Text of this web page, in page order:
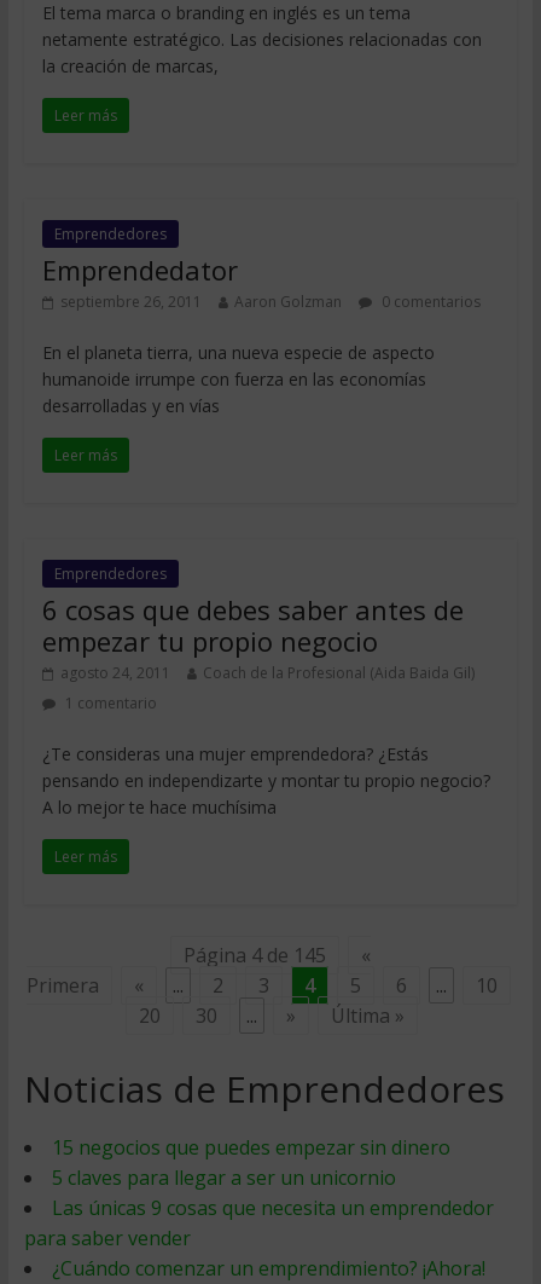
El tema marca o branding en inglés es un tema
netamente estratégico. Las decisiones relacionadas con
la creación de marcas,
Leer más
Emprendedores
Emprendedator
septiembre 26, 2011 Aaron Golzman 0 comentarios
En el planeta tierra, una nueva especie de aspecto
humanoide irrumpe con fuerza en las economías
desarrolladas y en vías
Leer más
Emprendedores
6 cosas que debes saber antes de
empezar tu propio negocio
agosto 24, 2011
Coach de la Profesional (Aida Baida Gil)
1 comentario
¿Te consideras una mujer emprendedora? ¿Estás
pensando en independizarte y montar tu propio negocio?
A lo mejor te hace muchísima
Leer más
Página 4 de 145
«
Primera
« ... 2 3 4 5 6 ...
10
20
30 ... » Última »
Noticias de Emprendedores
15 negocios que puedes empezar sin dinero
5 claves para llegar a ser un unicornio
Las únicas 9 cosas que necesita un emprendedor
para saber vender
¿Cuándo comenzar un emprendimiento? ¡Ahora!